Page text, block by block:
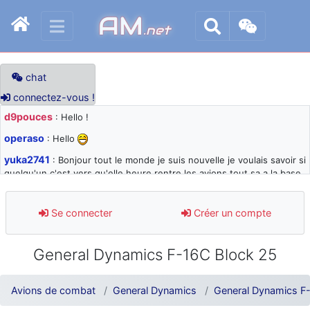
AM.net
chat
connectez-vous !
d9pouces : Hello !
operaso : Hello
yuka2741 : Bonjour tout le monde je suis nouvelle je voulais savoir si
quelqu'un c'est vers qu'elle heure rentre les avions tout sa a la base
d9pouces: désolé pour les quelques blocages du site ces derniers
jours : je teste des méthodes contre le spam et les bots trop nocifs
paxwax: Super, la nouvelle bannière
d9pouces
: je suis un avion@,._,+ > lesquels ? je ne suis pas sûr de
comprendre
Se connecter Créer un compte
General Dynamics F-16C Block 25
Avions de combat General Dynamics General Dynamics